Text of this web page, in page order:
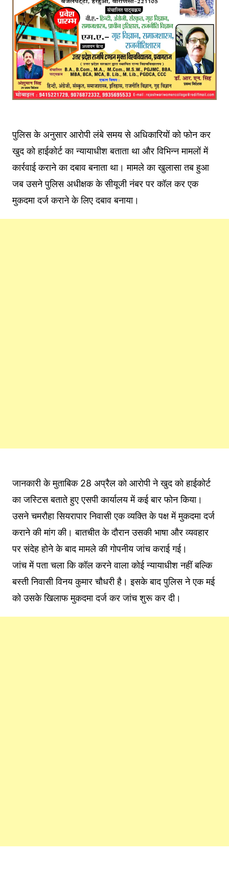
पुलिस के अनुसार आरोपी लंबे समय से अधिकारियों को फोन कर
खुद को हाईकोर्ट का न्यायाधीश बताता था और विभिन्न मामलों में
कार्रवाई कराने का दबाव बनाता था। मामले का खुलासा तब हुआ
जब उसने पुलिस अधीक्षक के सीयूजी नंबर पर कॉल कर एक
मुकदमा दर्ज कराने के लिए दबाव बनाया।
जानकारी के मुताबिक 28 अप्रैल को आरोपी ने खुद को हाईकोर्ट
का जस्टिस बताते हुए एसपी कार्यालय में कई बार फोन किया।
उसने चमरौहा सियरापार निवासी एक व्यक्ति के पक्ष में मुकदमा दर्ज
कराने की मांग की। बातचीत के दौरान उसकी भाषा और व्यवहार
पर संदेह होने के बाद मामले की गोपनीय जांच कराई गई।
जांच में पता चला कि कॉल करने वाला कोई न्यायाधीश नहीं बल्कि
बस्ती निवासी विनय कुमार चौधरी है। इसके बाद पुलिस ने एक मई
को उसके खिलाफ मुकदमा दर्ज कर जांच शुरू कर दी।